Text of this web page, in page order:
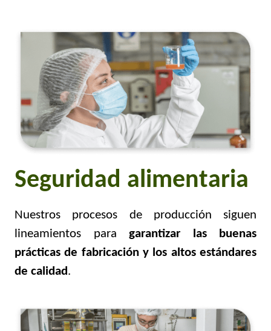
Seguridad alimentaria
Nuestros procesos de producción siguen
lineamientos para garantizar las buenas
prácticas de fabricación y los altos estándares
de calidad.